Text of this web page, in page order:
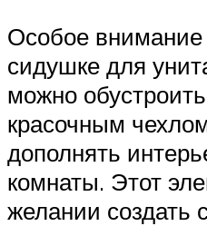
Особое внимание
сидушке для
можно
красочным
дополнять
комнаты. Этот
желании создать